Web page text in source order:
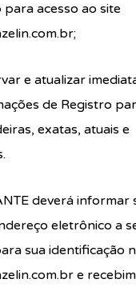
acesso ao site
e atualizar
de Registro
exatas, atuais e
deverá informar
eletrônico a
sua identificação
e